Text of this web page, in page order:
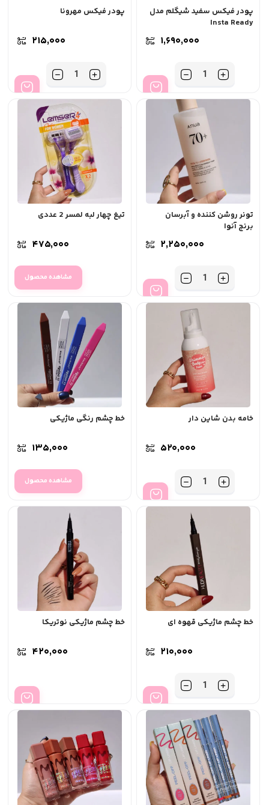
پودر فیکس سفید شیگلم مدل
Insta Ready
۱,۶۹۰,۰۰۰
تعداد
پودر فیکس مهرونا
۲۱۵,۰۰۰
تعداد
تونر روشن کننده و آبرسان
برنج آنوا
۲,۲۵۰,۰۰۰
تعداد
تیغ چهار لبه لمسر 2 عددی
۴۷۵,۰۰۰
مشاهده محصول
خامه بدن شاین دار
۵۲۰,۰۰۰
تعداد
خط چشم رنگی ماژیکی
۱۳۵,۰۰۰
مشاهده محصول
خط چشم ماژیکی قهوه ای
۲۱۰,۰۰۰
تعداد
خط چشم ماژیکی نوتریکا
۴۲۰,۰۰۰